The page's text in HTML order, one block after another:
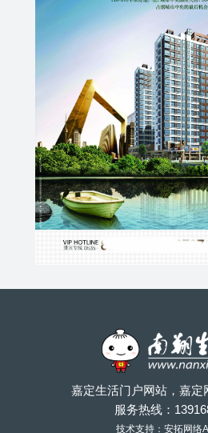
嘉定生活门户网站，嘉定
服务热线：
技术支持：安拓网络